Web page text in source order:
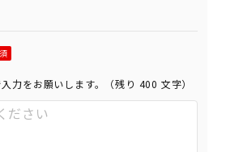
力をお願いします。（残り 400 文字）